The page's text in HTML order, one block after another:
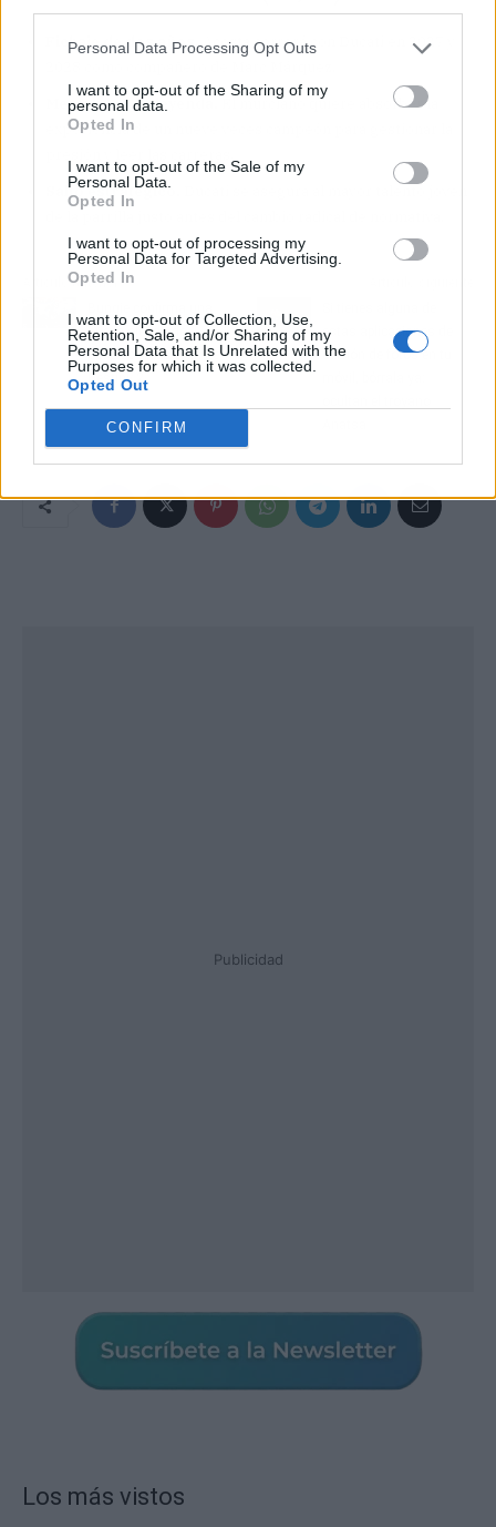
Personal Data Processing Opt Outs
I want to opt-out of the Sharing of my
personal data.
Opted In
I want to opt-out of the Sale of my
Personal Data.
Opted In
I want to opt-out of processing my
Personal Data for Targeted Advertising.
Opted In
I want to opt-out of Collection, Use,
Retention, Sale, and/or Sharing of my
Personal Data that Is Unrelated with the
Purposes for which it was collected.
Opted Out
CONFIRM
Fichaje de dos años.Acosta correrá con Ducati en 2027 y
Mentalidad de leyenda.
El murciano quiere absorber la
experiencia de un nueve veces campeón para gestionar la
Salto estratégico.
Artículo anterior
nueva oleada de
despidos tras el fin de
Destiny 2
estas aplicaciones de
edición de fotos en tu
Publicidad
Los más vistos